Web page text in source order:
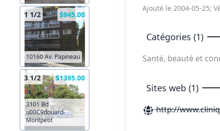
1 1/2 $945.00
10160 Av. Papineau
3 1/2 $1395.00
3101 Bd
u00C9douard-
Montpetit
Ajouté le 2004-05-25;
Catégories (1)
Santé, beauté et
Sites web (1)
http://